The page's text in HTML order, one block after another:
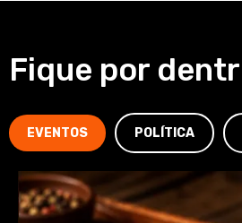
Fique por
EVENTOS POLÍTICA